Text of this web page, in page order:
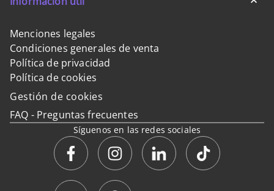
Menciones legales
Condiciones generales de venta
Política de privacidad
Política de cookies
Gestión de cookies
FAQ - Preguntas frecuentes
Síguenos en las redes sociales